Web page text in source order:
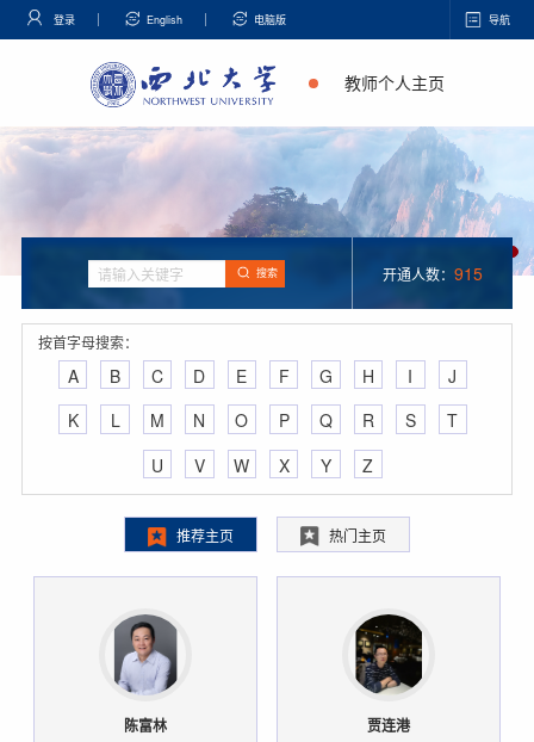
登录 English 电脑版 导航
教师个人主页
搜索 开通人数： 915
按首字母搜索：
A B C D E F G H I
J
K
L M N O P Q R S
T
U
V W X Y Z
推荐主页 热门主页
陈富林 贾连港